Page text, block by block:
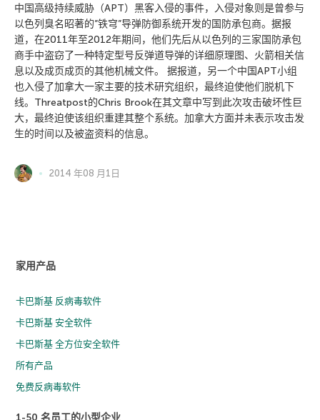
中国高级持续威胁（APT）黑客入侵的事件，入侵对象则是曾参与
以色列臭名昭著的”铁穹”导弹防御系统开发的国防承包商。据报
道，在2011年至2012年期间，他们先后从以色列的三家国防承包
商手中盗窃了一种特定型号反弹道导弹的详细原理图、火箭相关信
息以及成页成页的其他机械文件。 据报道，另一个中国APT小组
也入侵了加拿大一家主要的技术研究组织，最终迫使他们脱机下
线。Threatpost的Chris Brook在其文章中写到此次攻击破坏性巨
大，最终迫使该组织重建其整个系统。加拿大方面并未表示攻击发
生的时间以及被盗资料的信息。
2014 年08 月1日
家用产品
卡巴斯基 反病毒软件
卡巴斯基 安全软件
卡巴斯基 全方位安全软件
所有产品
免费反病毒软件